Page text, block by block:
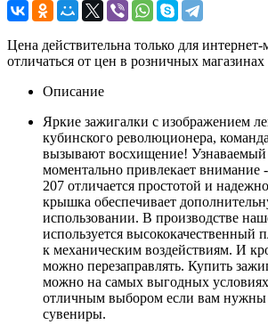
Цена действительна только для
отличаться от цен в розничных магазинах
Описание
Яркие зажигалки с изображением
кубинского революционера,
вызывают восхищение! Узнаваемый
моментально привлекает внимание
207 отличается простотой и
крышка обеспечивает
использовании. В производстве
используется высококачественный
к механическим воздействиям. И
можно перезаправлять. Купить
можно на самых выгодных условиях
отличным выбором если вам нужны
сувениры.